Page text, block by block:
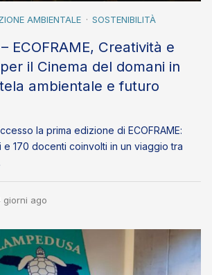
AMBIENTALE SOSTENIBILITÀ
ECOFRAME, Creatività e
il Cinema del domani in
ambientale e futuro
la prima edizione di ECOFRAME:
170 docenti coinvolti in un viaggio tra
giorni ago